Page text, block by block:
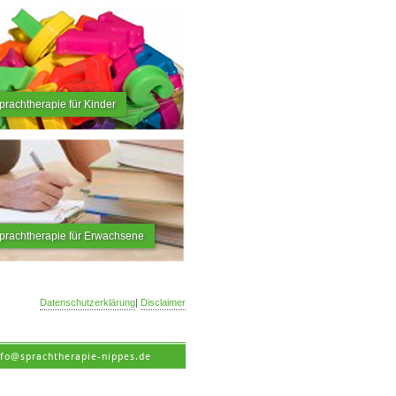
für Kinder
für Erwachsene
Datenschutzerklärung| Disclaimer
nippes.de